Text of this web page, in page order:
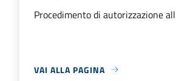
Procedimento di autorizzazione
VAI ALLA PAGINA